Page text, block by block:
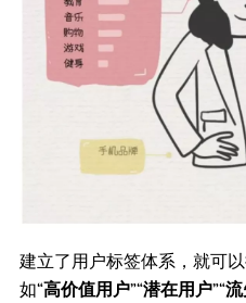
建立了用户标签体系，就可
如“高价值用户”“潜在用户”“流